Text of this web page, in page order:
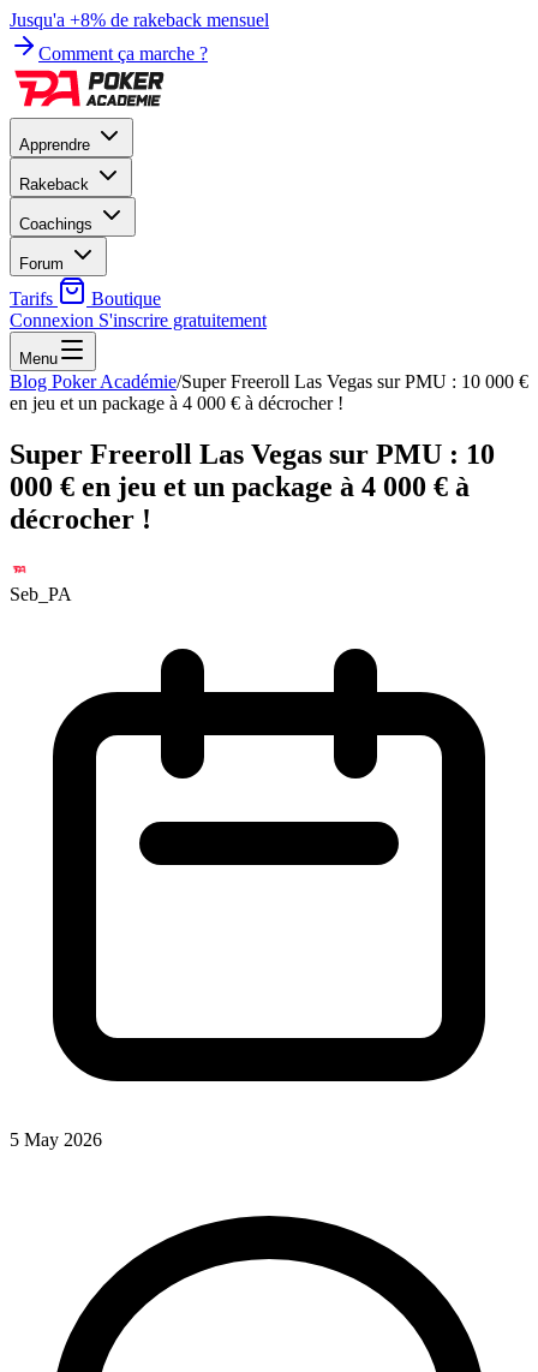
Jusqu'a +8% de rakeback mensuel
Comment ça marche ?
Apprendre
Rakeback
Coachings
Forum
Tarifs
Boutique
Connexion S'inscrire gratuitement
Menu
Blog Poker Académie/Super Freeroll Las Vegas sur PMU : 10 000 €
en jeu et un package à 4 000 € à décrocher !
Super Freeroll Las Vegas sur PMU : 10
000 € en jeu et un package à 4 000 € à
décrocher !
Seb_PA
5 May 2026